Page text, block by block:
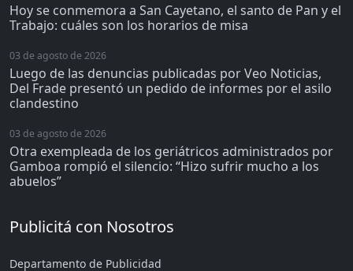
Hoy se conmemora a San Cayetano, el santo de Pan y el
Trabajo: cuáles son los horarios de misa
03 de agosto de 2026
Luego de las denuncias publicadas por Veo Noticias,
Del Frade presentó un pedido de informes por el asilo
clandestino
03 de agosto de 2026
Otra exempleada de los geriátricos administrados por
Gamboa rompió el silencio: “Hizo sufrir mucho a los
abuelos”
Publicitá con Nosotros
Departamento de Publicidad